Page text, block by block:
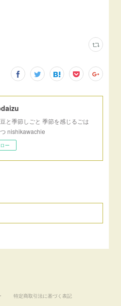
と季節しごと 季節を感じるごは
nishikawachie
ー
特定商取引法に基づく表記